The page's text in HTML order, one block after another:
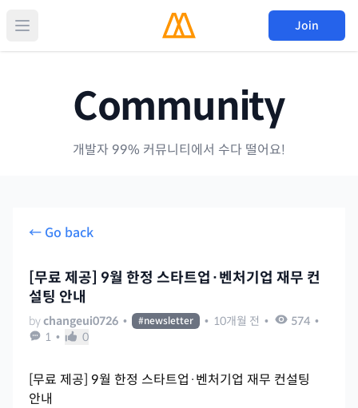
Join
Community
개발자 99% 커뮤니티에서 수다 떨어요!
← Go back
[무료 제공] 9월 한정 스타트업·벤처기업 재무 컨
설팅 안내
bychangeui0726 • #newsletter • 10개월 전 • 574 •
1 • 0
[무료 제공] 9월 한정 스타트업·벤처기업 재무 컨설팅
안내